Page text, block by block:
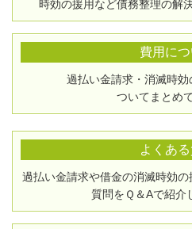
時効の援用など債務整理の解
費用に
過払い金請求・消滅時
ついてまとめ
よくあ
過払い金請求や借金の消滅時効
質問をＱ＆Aで紹介